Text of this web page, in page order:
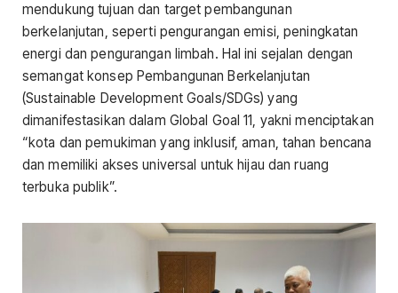
mendukung tujuan dan target pembangunan
berkelanjutan, seperti pengurangan emisi, peningkatan
energi dan pengurangan limbah. Hal ini sejalan dengan
semangat konsep Pembangunan Berkelanjutan
(Sustainable Development Goals/SDGs) yang
dimanifestasikan dalam Global Goal 11, yakni menciptakan
“kota dan pemukiman yang inklusif, aman, tahan bencana
dan memiliki akses universal untuk hijau dan ruang
terbuka publik”.